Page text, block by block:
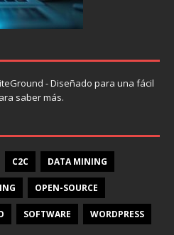
C2C DATA MINING
OPEN-SOURCE
SOFTWARE WORDPRESS